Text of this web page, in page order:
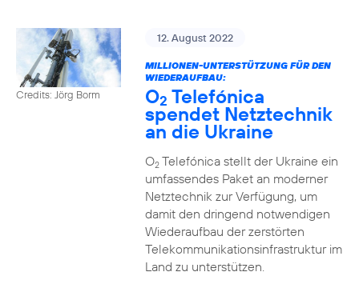
Credits: Jörg Borm
12. August 2022
MILLIONEN-UNTERSTÜTZUNG FÜR DEN
WIEDERAUFBAU:
O2 Telefónica
spendet Netztechnik
an die Ukraine
O2Telefónica stellt der Ukraine ein
umfassendes Paket an moderner
Netztechnik zur Verfügung, um
damit den dringend notwendigen
Wiederaufbau der zerstörten
Telekommunikationsinfrastruktur im
Land zu unterstützen.